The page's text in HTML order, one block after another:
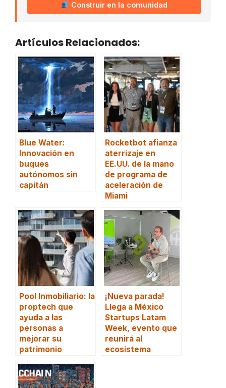
Construir en la comunidad
Artículos Relacionados:
Blue Water:
Innovación en
buques
autónomos sin
capitán
Rocketbot afianza
aterrizaje en
EE.UU. de la mano
de programa de
aceleración de
Miami
Pool Inmobiliario: la
proptech que
ayuda a las
personas a
mejorar su
patrimonio
¡Nueva parada!
Llega a México
Startups Latam
Week, evento que
reunirá al
ecosistema